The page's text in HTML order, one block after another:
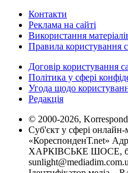
Контакти
Реклама на сайті
Використання
Правила користування
Договір користування
Політика у сфері
Угода щодо
Редакція
© 2000-2026,
Суб'єкт у сфері онлайн-
«КореспонденТ.net»
ХАРКІВСЬКЕ ШОСЕ,